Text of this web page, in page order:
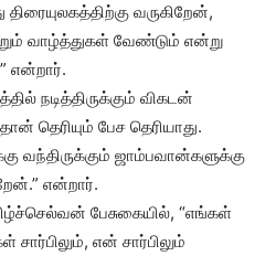
வருகிறேன்,
வாழ்த்துகள் வேண்டும் என்று
என்றார்.
நடித்திருக்கும் விகடன்
தெரியும் பேச தெரியாது.
வந்திருக்கும் ஜாம்பவான்களுக்கு
என்றார்.
பேசுகையில், “எங்கள்
என் சார்பிலும்